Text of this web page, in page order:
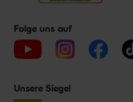
Folge uns auf
Unsere Siegel